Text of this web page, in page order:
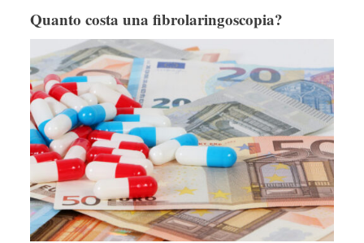
Quanto costa una fibrolaringoscopia?